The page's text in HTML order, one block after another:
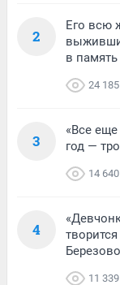
2
Его всю
в
24 185
3
«Все
год —
14 640
4
11 339